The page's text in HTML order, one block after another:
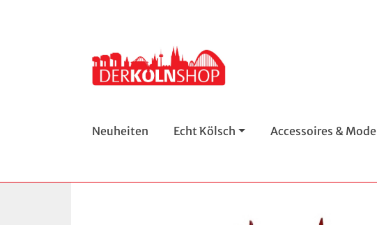
Neuheiten Echt Kölsch Accessoires & Mode